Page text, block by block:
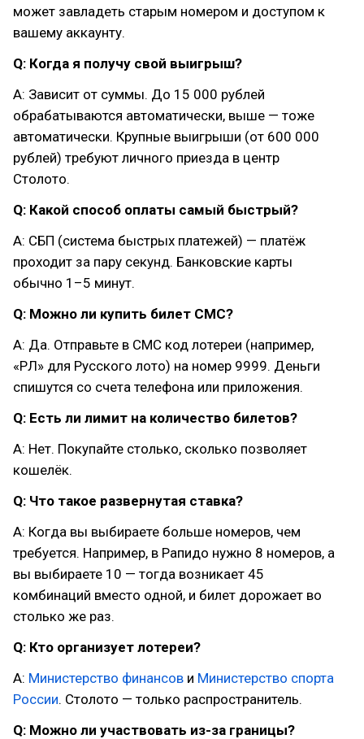
может завладеть старым номером и доступом к
вашему аккаунту.
Q: Когда я получу свой выигрыш?
A: Зависит от суммы. До 15 000 рублей
обрабатываются автоматически, выше — тоже
автоматически. Крупные выигрыши (от 600 000
рублей) требуют личного приезда в центр
Столото.
Q: Какой способ оплаты самый быстрый?
A: СБП (система быстрых платежей) — платёж
проходит за пару секунд. Банковские карты
обычно 1–5 минут.
Q: Можно ли купить билет СМС?
A: Да. Отправьте в СМС код лотереи (например,
«РЛ» для Русского лото) на номер 9999. Деньги
спишутся со счета телефона или приложения.
Q: Есть ли лимит на количество билетов?
A: Нет. Покупайте столько, сколько позволяет
кошелёк.
Q: Что такое развернутая ставка?
A: Когда вы выбираете больше номеров, чем
требуется. Например, в Рапидо нужно 8 номеров, а
вы выбираете 10 — тогда возникает 45
комбинаций вместо одной, и билет дорожает во
столько же раз.
Q: Кто организует лотереи?
A: Министерство финансов и Министерство спорта
России. Столото — только распространитель.
Q: Можно ли участвовать из-за границы?